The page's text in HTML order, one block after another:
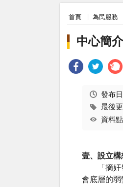
首頁 為民服務
中心簡
發布
最後
資料
壹、設立構
「摘奸發
會底層的弱